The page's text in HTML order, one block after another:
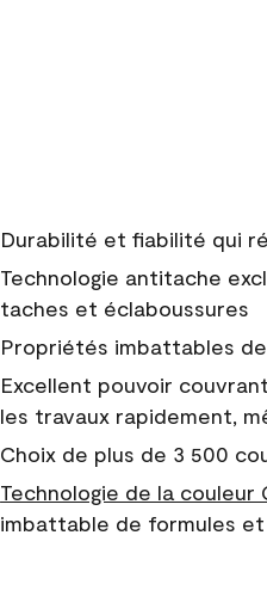
Durabilité et fiabilité qui
Technologie antitache
taches et éclaboussures
Propriétés imbattables
Excellent pouvoir
les travaux rapidement,
Choix de plus de 3 500
Technologie de la couleur
imbattable de formules